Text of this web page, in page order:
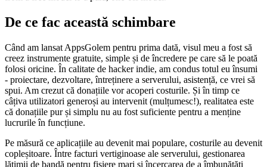
De ce fac această schimbare
Când am lansat AppsGolem pentru prima dată, visul meu a fost să
creez instrumente gratuite, simple și de încredere pe care să le poată
folosi oricine. În calitate de hacker indie, am condus totul eu însumi
- proiectare, dezvoltare, întreținere a serverului, asistență, ce vrei să
spui. Am crezut că donațiile vor acoperi costurile. Și în timp ce
câțiva utilizatori generoși au intervenit (mulțumesc!), realitatea este
că donațiile pur și simplu nu au fost suficiente pentru a menține
lucrurile în funcțiune.
Pe măsură ce aplicațiile au devenit mai populare, costurile au devenit
copleșitoare. Între facturi vertiginoase ale serverului, gestionarea
lățimii de bandă pentru fișiere mari și încercarea de a îmbunătăți